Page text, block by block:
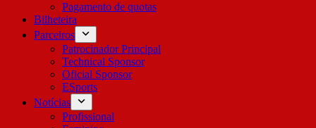
Pagamento de quotas
Bilheteira
Parceiros
Patrocinador Principal
Technical Sponsor
Oficial Sponsor
ESports
Notícias
Profissional